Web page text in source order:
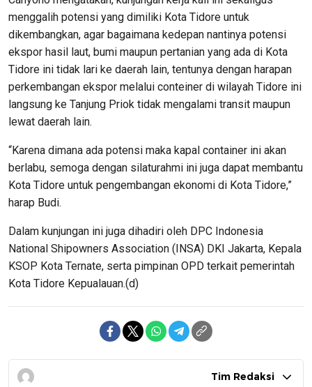
menggalih potensi yang dimiliki Kota Tidore untuk
dikembangkan, agar bagaimana kedepan nantinya potensi
ekspor hasil laut, bumi maupun pertanian yang ada di Kota
Tidore ini tidak lari ke daerah lain, tentunya dengan harapan
perkembangan ekspor melalui conteiner di wilayah Tidore ini
langsung ke Tanjung Priok tidak mengalami transit maupun
lewat daerah lain.
“Karena dimana ada potensi maka kapal container ini akan
berlabu, semoga dengan silaturahmi ini juga dapat membantu
Kota Tidore untuk pengembangan ekonomi di Kota Tidore,”
harap Budi.
Dalam kunjungan ini juga dihadiri oleh DPC Indonesia
National Shipowners Association (INSA) DKI Jakarta, Kepala
KSOP Kota Ternate, serta pimpinan OPD terkait pemerintah
Kota Tidore Kepualauan.(d)
Tim Redaksi